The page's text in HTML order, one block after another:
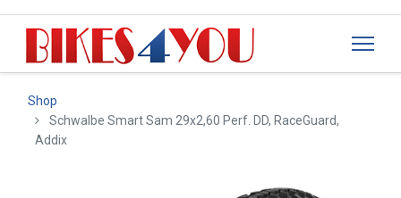
Shop
Schwalbe Smart Sam 29x2,60 Perf. DD, RaceGuard,
Addix